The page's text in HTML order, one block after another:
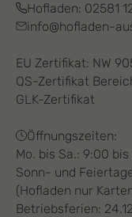
Hofladen: 02581
info@hofladen-
EU Zertifikat: NW
QS-Zertifikat
GLK-Zertifikat
Öffnungszeiten:
Mo. bis Sa.: 9:00
Sonn- und
(Hofladen nur
Betriebsferien: